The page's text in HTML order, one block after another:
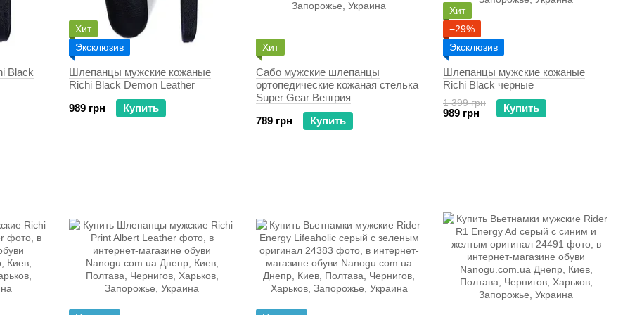
Black
Хит
Эксклюзив
Шлепанцы мужские кожаные
Richi Black Demon Leather
989 грн
Купить
Хит
Сабо мужские шлепанцы
ортопедические кожаная стелька
Super Gear Венгрия
789 грн
Купить
Хит
−29%
Эксклюзив
Шлепанцы мужские кожаные
Richi Black черные
1 399 грн
989 грн Купить